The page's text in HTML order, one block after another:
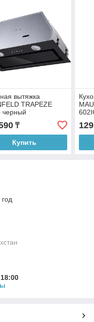
вытяжка
TRAPEZE
черный
₸
Купить